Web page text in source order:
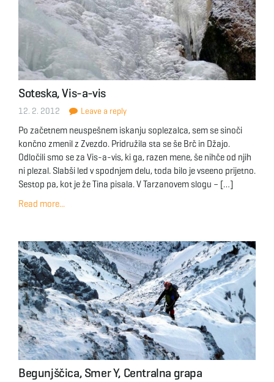
Soteska, Vis-a-vis
12. 2. 2012 Leave a reply
Po začetnem neuspešnem iskanju soplezalca, sem se sinoči
končno zmenil z Zvezdo. Pridružila sta se še Brč in Džajo.
Odločili smo se za Vis-a-vis, ki ga, razen mene, še nihče od njih
ni plezal. Slabši led v spodnjem delu, toda bilo je vseeno prijetno.
Sestop pa, kot je že Tina pisala. V Tarzanovem slogu – […]
Read more...
Begunjščica, Smer Y, Centralna grapa